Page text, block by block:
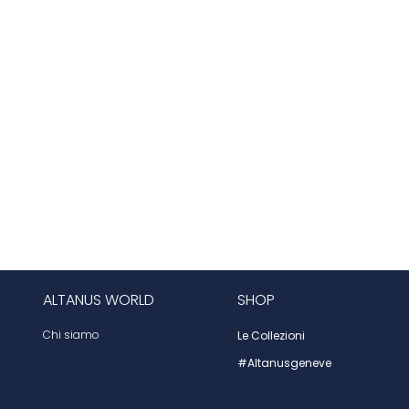
ALTANUS WORLD
Chi siamo
SHOP
Le Collezioni
#altanusgeneve